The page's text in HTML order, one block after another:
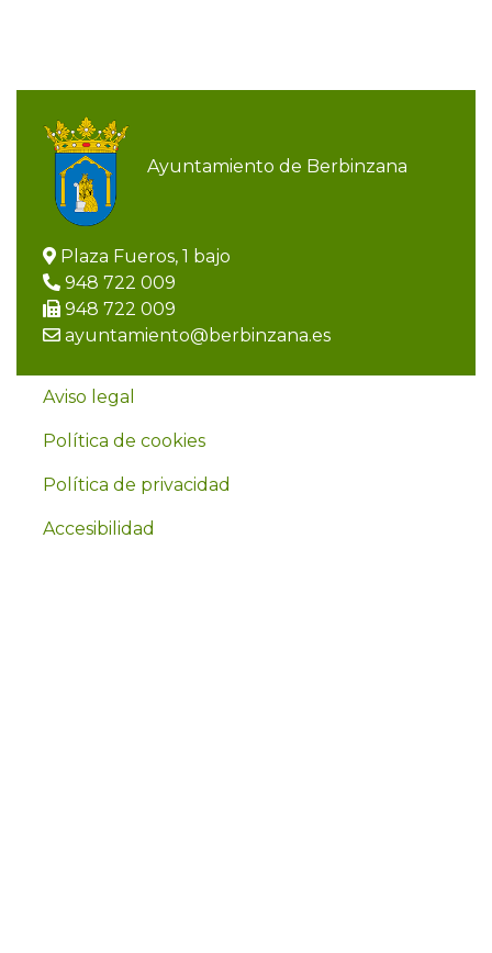
Ayuntamiento de Berbinzana
Plaza Fueros, 1 bajo
948 722 009
948 722 009
ayuntamiento@berbinzana.es
Aviso legal
Política de cookies
Política de privacidad
Accesibilidad